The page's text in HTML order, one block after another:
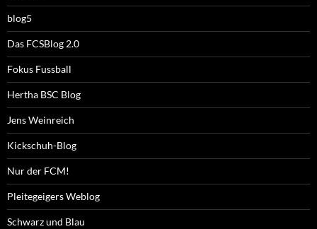
blog5
Das FCSBlog 2.0
Fokus Fussball
Hertha BSC Blog
Jens Weinreich
Kickschuh-Blog
Nur der FCM!
Pleitegeigers Weblog
Schwarz und Blau